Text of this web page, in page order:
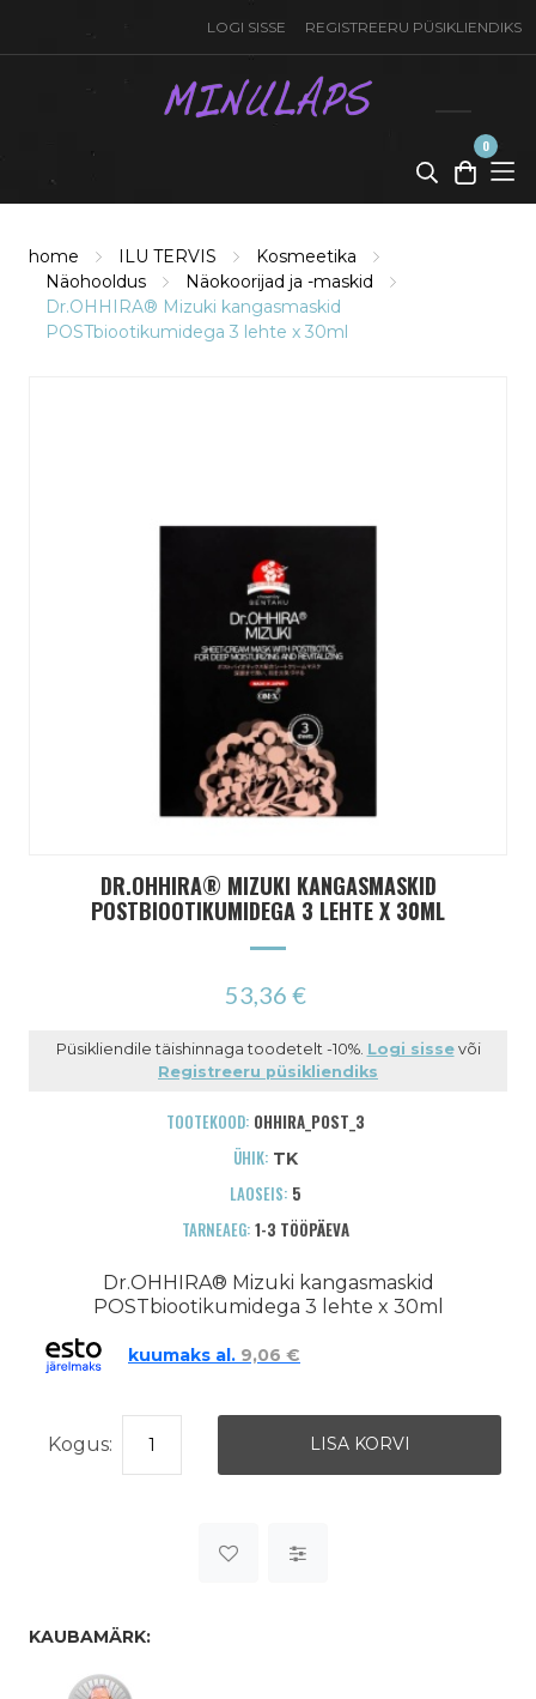
LOGI SISSE REGISTREERU PÜSIKLIENDIKS
0
toode(t)
home ILU TERVIS
Kosmeetika
Näohooldus
Näokoorijad ja -maskid
Dr.OHHIRA® Mizuki kangasmaskid
POSTbiootikumidega 3 lehte x 30ml
DR.OHHIRA® MIZUKI KANGASMASKID
POSTBIOOTIKUMIDEGA 3 LEHTE X 30ML
53,36 €
Püsikliendile täishinnaga toodetelt -10%. Logi sissevõi
Registreeru püsikliendiks
TOOTEKOOD: OHHIRA_POST_3
ÜHIK:TK
LAOSEIS: 5
TARNEAEG: 1-3 TÖÖPÄEVA
Dr.OHHIRA® Mizuki kangasmaskid
POSTbiootikumidega 3 lehte x 30ml
kuumaks al. 9,06 €
Kogus:
KAUBAMÄRK: